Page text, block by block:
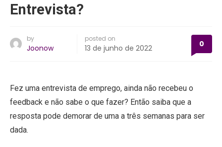
Entrevista?
by
Joonow
posted on
13 de junho de 2022 0
Fez uma entrevista de emprego, ainda não recebeu o
feedback e não sabe o que fazer? Então saiba que a
resposta pode demorar de uma a três semanas para ser
dada.